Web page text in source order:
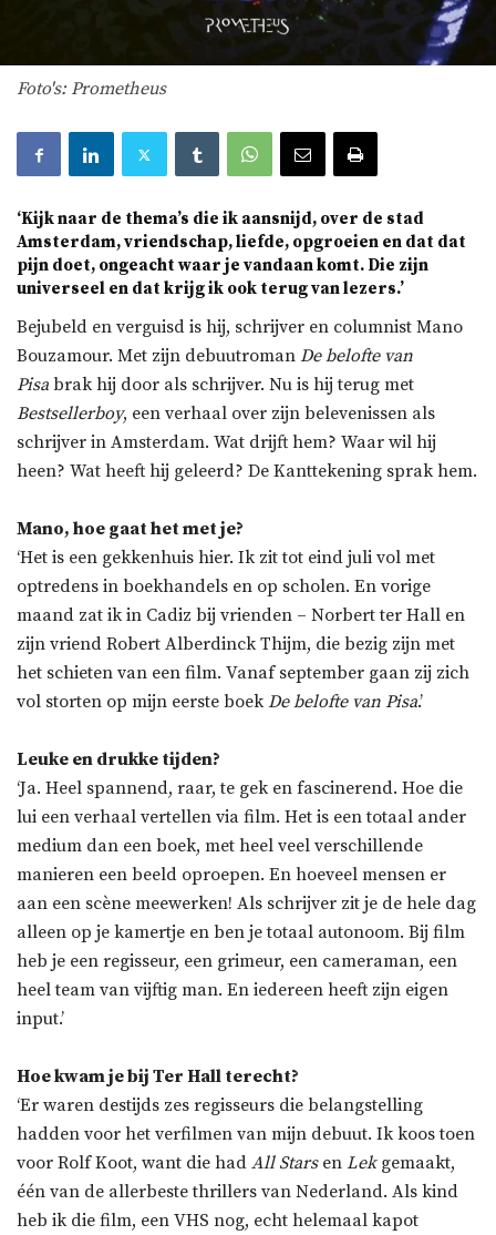
Foto's: Prometheus
‘Kijk naar de thema’s die ik aansnijd, over de stad
Amsterdam, vriendschap, liefde, opgroeien en dat dat
pijn doet, ongeacht waar je vandaan komt. Die zijn
universeel en dat krijg ik ook terug van lezers.’
Bejubeld en verguisd is hij, schrijver en columnist Mano
Bouzamour. Met zijn debuutroman De belofte van
Pisa brak hij door als schrijver. Nu is hij terug met
Bestsellerboy, een verhaal over zijn belevenissen als
schrijver in Amsterdam. Wat drijft hem? Waar wil hij
heen? Wat heeft hij geleerd? De Kanttekening sprak hem.
Mano, hoe gaat het met je?
‘Het is een gekkenhuis hier. Ik zit tot eind juli vol met
optredens in boekhandels en op scholen. En vorige
maand zat ik in Cadiz bij vrienden – Norbert ter Hall en
zijn vriend Robert Alberdinck Thijm, die bezig zijn met
het schieten van een film. Vanaf september gaan zij zich
vol storten op mijn eerste boekDe belofte van Pisa.’
Leuke en drukke tijden?
‘Ja. Heel spannend, raar, te gek en fascinerend. Hoe die
lui een verhaal vertellen via film. Het is een totaal ander
medium dan een boek, met heel veel verschillende
manieren een beeld oproepen. En hoeveel mensen er
aan een scène meewerken! Als schrijver zit je de hele dag
alleen op je kamertje en ben je totaal autonoom. Bij film
heb je een regisseur, een grimeur, een cameraman, een
heel team van vijftig man. En iedereen heeft zijn eigen
input.’
Hoe kwam je bij Ter Hall terecht?
‘Er waren destijds zes regisseurs die belangstelling
hadden voor het verfilmen van mijn debuut. Ik koos toen
voor Rolf Koot, want die had All Starsen Lekgemaakt,
één van de allerbeste thrillers van Nederland. Als kind
heb ik die film, een VHS nog, echt helemaal kapot